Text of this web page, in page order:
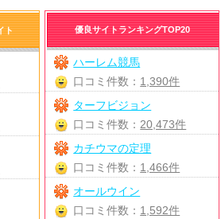
優良サイトランキングTOP20
ハーレム競馬
口コミ件数： 1,390件
ターフビジョン
口コミ件数： 20,473件
カチウマの定理
口コミ件数： 1,466件
オールウイン
口コミ件数： 1,592件
ト